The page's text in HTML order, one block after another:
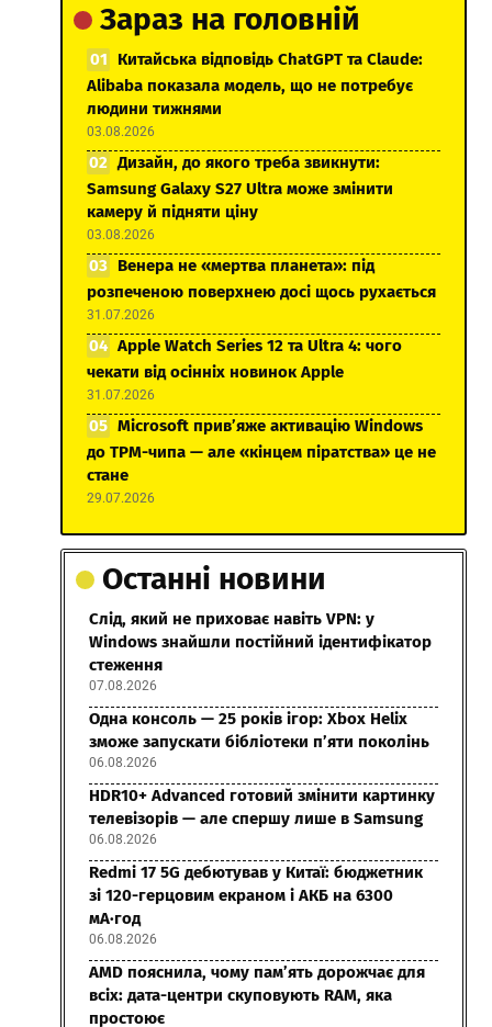
Зараз на головній
Китайська відповідь ChatGPT та Claude:
Alibaba показала модель, що не потребує
людини тижнями
03.08.2026
Дизайн, до якого треба звикнути:
Samsung Galaxy S27 Ultra може змінити
камеру й підняти ціну
03.08.2026
Венера не «мертва планета»: під
розпеченою поверхнею досі щось рухається
31.07.2026
Apple Watch Series 12 та Ultra 4: чого
чекати від осінніх новинок Apple
31.07.2026
Microsoft прив’яже активацію Windows
до TPM-чипа — але «кінцем піратства» це не
стане
29.07.2026
Останні новини
Слід, який не приховає навіть VPN: у
Windows знайшли постійний ідентифікатор
стеження
07.08.2026
Одна консоль — 25 років ігор: Xbox Helix
зможе запускати бібліотеки п’яти поколінь
06.08.2026
HDR10+ Advanced готовий змінити картинку
телевізорів — але спершу лише в Samsung
06.08.2026
Redmi 17 5G дебютував у Китаї: бюджетник
зі 120-герцовим екраном і АКБ на 6300
мА·год
06.08.2026
AMD пояснила, чому пам’ять дорожчає для
всіх: дата-центри скуповують RAM, яка
простоює